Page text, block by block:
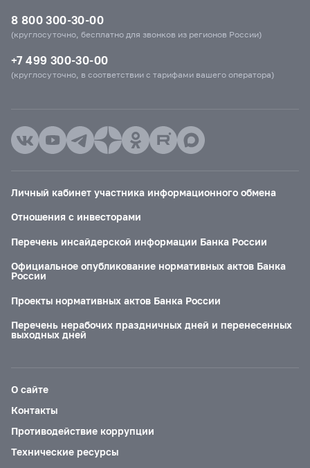
8 800 300-30-00
(круглосуточно, бесплатно для звонков из регионов России)
+7 499 300-30-00
(круглосуточно, в соответствии с тарифами вашего оператора)
Личный кабинет участника информационного обмена
Отношения с инвесторами
Перечень инсайдерской информации Банка России
Официальное опубликование нормативных актов Банка
России
Проекты нормативных актов Банка России
Перечень нерабочих праздничных дней и перенесенных
выходных дней
О сайте
Контакты
Противодействие коррупции
Технические ресурсы